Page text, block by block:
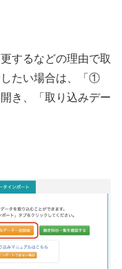
するなどの理由で取
したい場合は、「①
き、「取り込みデー